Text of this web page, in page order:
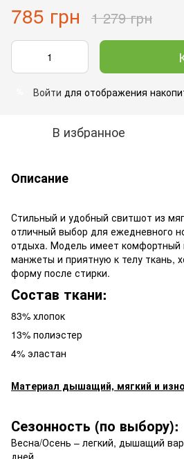
785 грн 1 279 грн
Войти для отображения
В избранное
Описание
Стильный и удобный свитшот из
отличный выбор для ежедневного
отдыха. Модель имеет комфортный
манжеты и приятную к телу ткань,
форму после стирки.
Состав ткани:
83% хлопок
13% полиэстер
4% эластан
Материал дышащий, мягкий и
Сезонность (по выбору):
Весна/Осень – легкий, дышащий
дней.